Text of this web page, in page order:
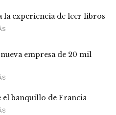
la experiencia de leer libros
empresa de 20 mil
el banquillo de Francia